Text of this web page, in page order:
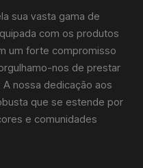
sua vasta gama de
com os produtos
um forte compromisso
nos de prestar
nossa dedicação aos
que se estende por
e comunidades